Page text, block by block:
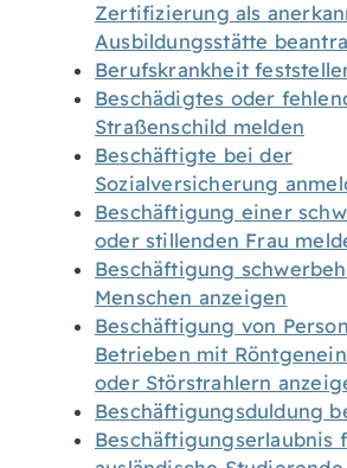
Zertifizierung als
Ausbildungsstätte
Berufskrankheit
Beschädigtes oder
Straßenschild melden
Beschäftigte bei der
Sozialversicherung
Beschäftigung einer
oder stillenden Frau
Beschäftigung
Menschen anzeigen
Beschäftigung von
Betrieben mit
oder Störstrahlern
Beschäftigungsduldung
Beschäftigungserlaubnis